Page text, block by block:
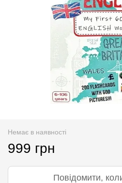
Немає в наявності
999 грн
Повідомити,